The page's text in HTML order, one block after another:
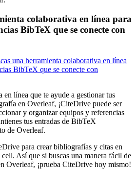
colaborativa en línea para
BibTeX que se conecte con
una herramienta colaborativa en línea
BibTeX que se conecte con
en línea que te ayude a gestionar tus
en Overleaf, ¡CiteDrive puede ser
y organizar equipos y referencias
tus entradas de BibTeX
de Overleaf.
para crear bibliografías y citas en
Así que si buscas una manera fácil de
Overleaf, ¡prueba CiteDrive hoy mismo!